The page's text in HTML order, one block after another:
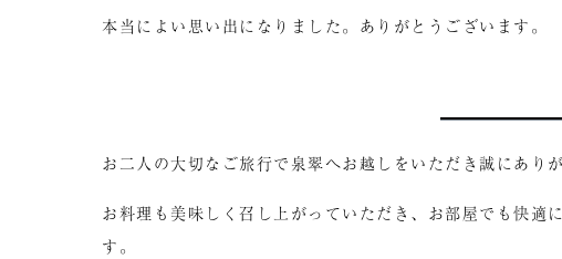
本当によい思い出になりました。ありがとうございます。
お二人の大切なご旅行で泉翠へお越しをいただき誠にあり
お料理も美味しく召し上がっていただき、お部屋でも快
す。